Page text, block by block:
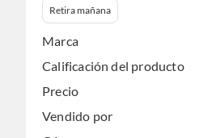
Retira mañana
Marca
Calificación del producto
Precio
Vendido por